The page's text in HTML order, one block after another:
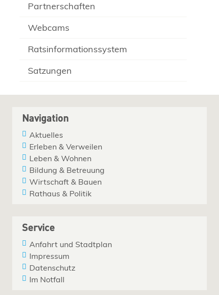
Partnerschaften
Webcams
Ratsinformationssystem
Satzungen
Navigation
Aktuelles
Erleben & Verweilen
Leben & Wohnen
Bildung & Betreuung
Wirtschaft & Bauen
Rathaus & Politik
Service
Anfahrt und Stadtplan
Impressum
Datenschutz
Im Notfall